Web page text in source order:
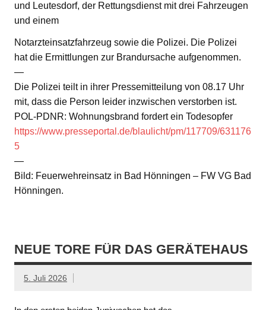
und Leutesdorf, der Rettungsdienst mit drei Fahrzeugen
und einem
Notarzteinsatzfahrzeug sowie die Polizei. Die Polizei
hat die Ermittlungen zur Brandursache aufgenommen.
—
Die Polizei teilt in ihrer Pressemitteilung von 08.17 Uhr
mit, dass die Person leider inzwischen verstorben ist.
POL-PDNR: Wohnungsbrand fordert ein Todesopfer
https://www.presseportal.de/blaulicht/pm/117709/631176
5
—
Bild: Feuerwehreinsatz in Bad Hönningen – FW VG Bad
Hönningen.
NEUE TORE FÜR DAS GERÄTEHAUS
5. Juli 2026